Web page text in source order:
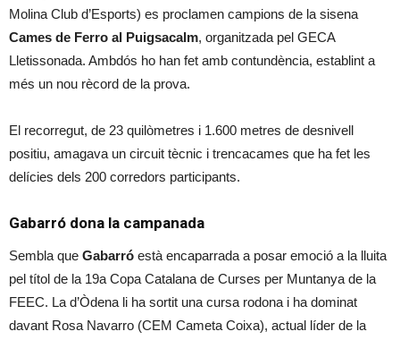
Molina Club d’Esports) es proclamen campions de la sisena
Cames de Ferro al Puigsacalm, organitzada pel GECA
Lletissonada. Ambdós ho han fet amb contundència, establint a
més un nou rècord de la prova.
El recorregut, de 23 quilòmetres i 1.600 metres de desnivell
positiu, amagava un circuit tècnic i trencacames que ha fet les
delícies dels 200 corredors participants.
Gabarró dona la campanada
Sembla que Gabarró està encaparrada a posar emoció a la lluita
pel títol de la 19a Copa Catalana de Curses per Muntanya de la
FEEC. La d’Òdena li ha sortit una cursa rodona i ha dominat
davant Rosa Navarro (CEM Cameta Coixa), actual líder de la